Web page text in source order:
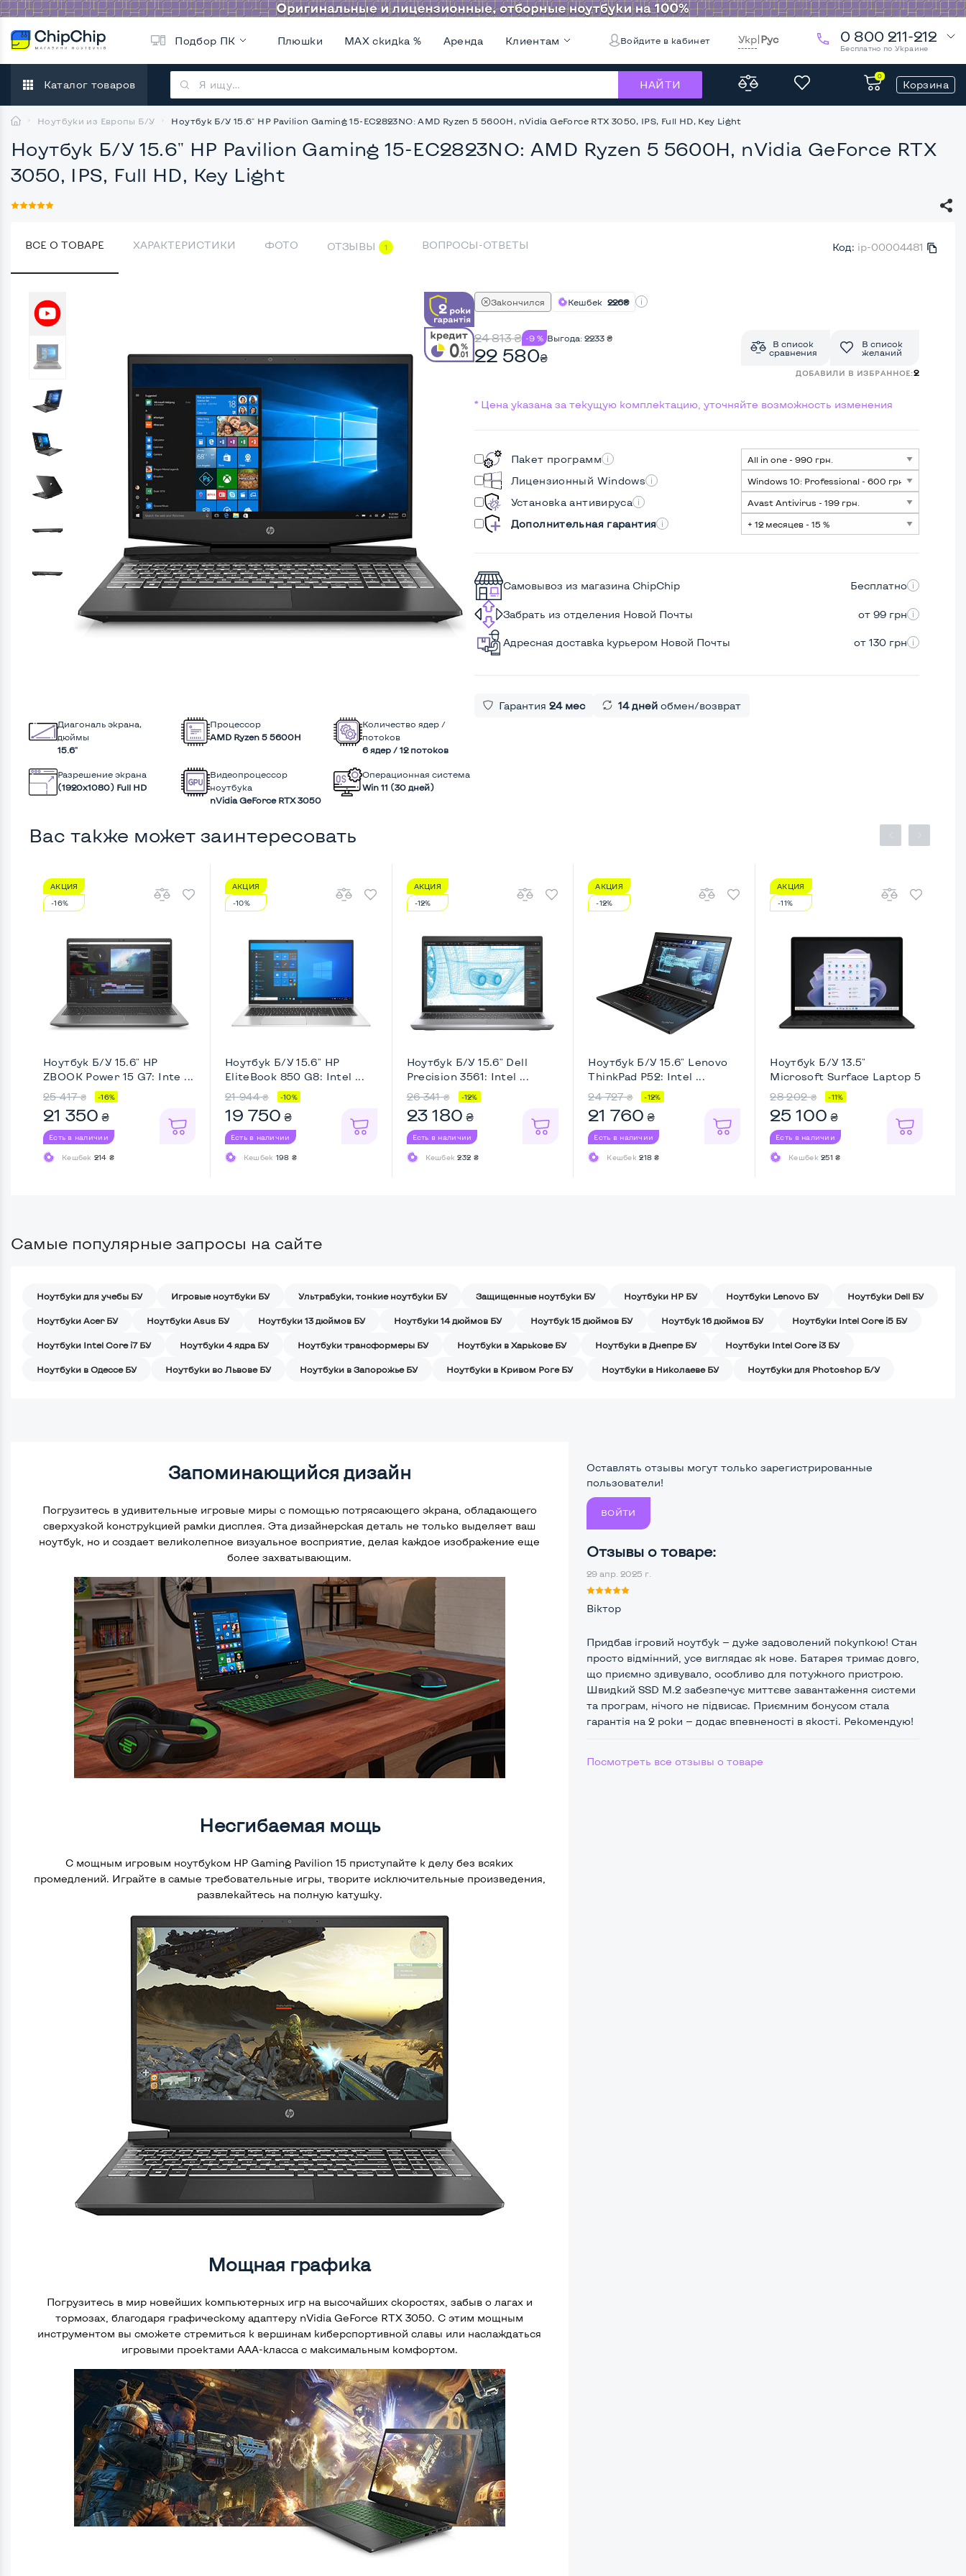
Подбор ПК Плюшки MAX скидка % Аренда Клиентам Войдите в кабинет Укр|Рус 0 800 211-212
Бесплатно по Украине
Каталог товаров НАЙТИ
0
Корзина
Ноутбуки из Европы Б/У Ноутбук Б/У 15.6" HP Pavilion Gaming 15-EС2823NO: AMD Ryzen 5 5600H, nVidia GeForce RTX 3050, IPS, Full HD, Key Light
Ноутбук Б/У 15.6" HP Pavilion Gaming 15-EС2823NO: AMD Ryzen 5 5600H, nVidia GeForce RTX
3050, IPS, Full HD, Key Light
ВСЕ О ТОВАРЕ ХАРАКТЕРИСТИКИ ФОТО ОТЗЫВЫ 1 ВОПРОСЫ-ОТВЕТЫ Код: ip-00004481
Диагональ экрана,
дюймы
15.6"
Процессор
AMD Ryzen 5 5600H
Количество ядер /
потоков
6 ядер / 12 потоков
Разрешение экрана
(1920х1080) Full HD
Видеопроцессор
ноутбука
nVidia GeForce RTX 3050
Операционная система
Win 11 (30 дней)
Закончился Кешбек 226₴
24 813₴ -9 % Выгода: 2233₴
22 580₴
В список
сравнения
В список
желаний
ДОБАВИЛИ В ИЗБРАННОЕ:2
* Цена указана за текущую комплектацию, уточняйте возможность изменения
Пакет программ
Лицензионный Windows
Установка антивируса
Дополнительная гарантия
Самовывоз из магазина ChipChip Бесплатно
Забрать из отделения Новой Почты от 99 грн
Адресная доставка курьером Новой Почты от 130 грн
Гарантия 24 мес 14 днейобмен/возврат
Вас также может заинтересовать
АКЦИЯ
-16%
Ноутбук Б/У 15.6" HP
ZBOOK Power 15 G7: Inte ...
25 417 ₴ -16%
21 350 ₴
Есть в наличии
Кешбек 214 ₴
АКЦИЯ
-10%
Ноутбук Б/У 15.6" HP
EliteBook 850 G8: Intel ...
21 944 ₴ -10%
19 750 ₴
Есть в наличии
Кешбек 198 ₴
АКЦИЯ
-12%
Ноутбук Б/У 15.6" Dell
Precision 3561: Intel ...
26 341 ₴ -12%
23 180 ₴
Есть в наличии
Кешбек232 ₴
АКЦИЯ
-12%
Ноутбук Б/У 15.6" Lenovo
ThinkPad P52: Intel ...
24 727 ₴ -12%
21 760 ₴
Есть в наличии
Кешбек218 ₴
АКЦИЯ
-11%
Ноутбук Б/У 13.5"
Microsoft Surface Laptop 5
...
28 202 ₴ -11%
25 100 ₴
Есть в наличии
Кешбек251 ₴
Самые популярные запросы на сайте
Ноутбуки для учебы БУ Игровые ноутбуки БУ Ультрабуки, тонкие ноутбуки БУ Защищенные ноутбуки БУ Ноутбуки HP БУ Ноутбуки Lenovo БУ Ноутбуки Dell БУ
Ноутбуки Acer БУ Ноутбуки Asus БУ Ноутбуки 13 дюймов БУ Ноутбуки 14 дюймов БУ Ноутбук 15 дюймов БУ Ноутбук 16 дюймов БУ Ноутбуки Intel Core i5 БУ
Ноутбуки Intel Core i7 БУ Ноутбуки 4 ядра БУ Ноутбуки трансформеры БУ Ноутбуки в Харькове БУ Ноутбуки в Днепре БУ Ноутбуки Intel Core i3 БУ
Ноутбуки в Одессе БУ Ноутбуки во Львове БУ Ноутбуки в Запорожье БУ Ноутбуки в Кривом Роге БУ Ноутбуки в Николаеве БУ Ноутбуки для Photoshop Б/У
Запоминающийся дизайн
Погрузитесь в удивительные игровые миры с помощью потрясающего экрана, обладающего
сверхузкой конструкцией рамки дисплея. Эта дизайнерская деталь не только выделяет ваш
ноутбук, но и создает великолепное визуальное восприятие, делая каждое изображение еще
более захватывающим.
Несгибаемая мощь
С мощным игровым ноутбуком HP Gaming Pavilion 15 приступайте к делу без всяких
промедлений. Играйте в самые требовательные игры, творите исключительные произведения,
развлекайтесь на полную катушку.
Мощная графика
Погрузитесь в мир новейших компьютерных игр на высочайших скоростях, забыв о лагах и
тормозах, благодаря графическому адаптеру nVidia GeForce RTX 3050. С этим мощным
инструментом вы сможете стремиться к вершинам киберспортивной славы или наслаждаться
игровыми проектами ААА-класса с максимальным комфортом.
Оставлять отзывы могут только зарегистрированные
пользователи!
ВОЙТИ
Отзывы о товаре:
29 апр. 2025 г.
Віктор
Придбав ігровий ноутбук — дуже задоволений покупкою! Стан
просто відмінний, усе виглядає як нове. Батарея тримає довго,
що приємно здивувало, особливо для потужного пристрою.
Швидкий SSD M.2 забезпечує миттєве завантаження системи
та програм, нічого не підвисає. Приємним бонусом стала
гарантія на 2 роки — додає впевненості в якості. Рекомендую!
Посмотреть все отзывы о товаре